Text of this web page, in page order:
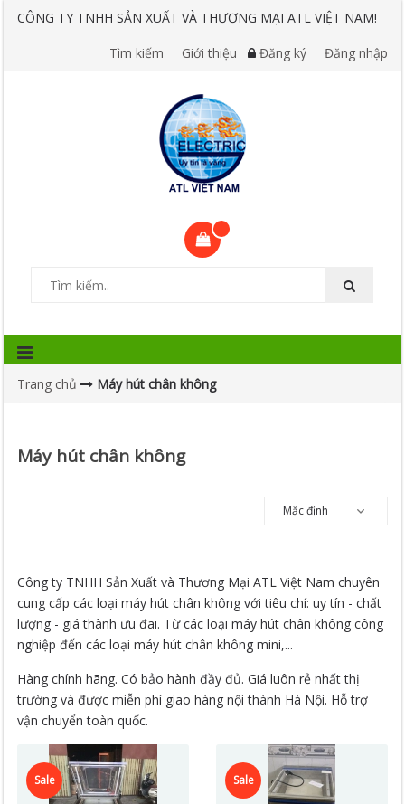
CÔNG TY TNHH SẢN XUẤT VÀ THƯƠNG MẠI ATL VIỆT NAM!
Tìm kiếm Giới thiệu Đăng ký Đăng nhập
Trang chủ Máy hút chân không
Máy hút chân không
Công ty TNHH Sản Xuất và Thương Mại ATL Việt Nam chuyên
cung cấp các loại máy hút chân không với tiêu chí: uy tín - chất
lượng - giá thành ưu đãi. Từ các loại máy hút chân không công
nghiệp đến các loại máy hút chân không mini,...
Hàng chính hãng. Có bảo hành đầy đủ. Giá luôn rẻ nhất thị
trường và được miễn phí giao hàng nội thành Hà Nội. Hỗ trợ
vận chuyển toàn quốc.
Sale Sale